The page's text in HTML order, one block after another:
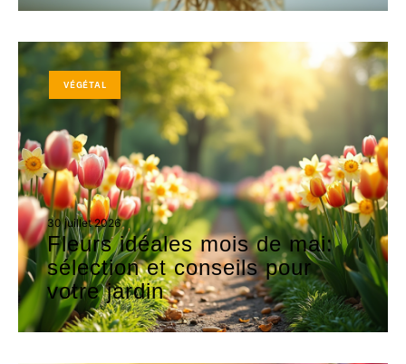
VÉGÉTAL
30 juillet 2026
Fleurs idéales mois de mai:
sélection et conseils pour
votre jardin